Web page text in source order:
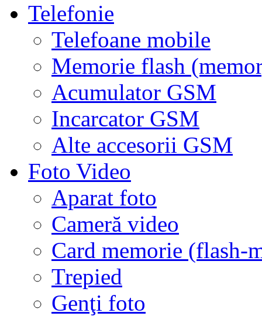
Telefonie
Telefoane mobile
Memorie flash
Acumulator GSM
Incarcator GSM
Alte accesorii GSM
Foto Video
Aparat foto
Cameră video
Card memorie (flash-
Trepied
Genţi foto